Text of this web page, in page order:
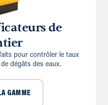
de
pour contrôler le taux
dégâts des eaux.
GAMME